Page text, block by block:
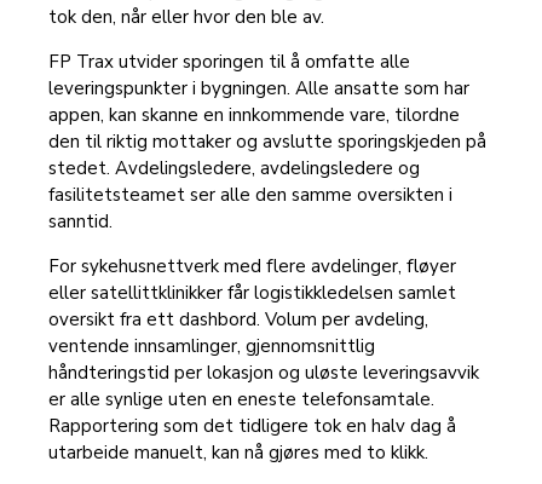
tok den, når eller hvor den ble av.
FP Trax utvider sporingen til å omfatte alle
leveringspunkter i bygningen. Alle ansatte som har
appen, kan skanne en innkommende vare, tilordne
den til riktig mottaker og avslutte sporingskjeden på
stedet. Avdelingsledere, avdelingsledere og
fasilitetsteamet ser alle den samme oversikten i
sanntid.
For sykehusnettverk med flere avdelinger, fløyer
eller satellittklinikker får logistikkledelsen samlet
oversikt fra ett dashbord. Volum per avdeling,
ventende innsamlinger, gjennomsnittlig
håndteringstid per lokasjon og uløste leveringsavvik
er alle synlige uten en eneste telefonsamtale.
Rapportering som det tidligere tok en halv dag å
utarbeide manuelt, kan nå gjøres med to klikk.